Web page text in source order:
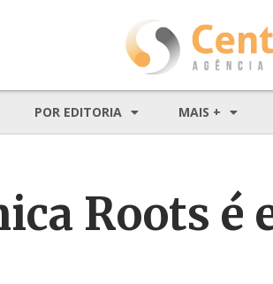
POR EDITORIA MAIS +
Roots